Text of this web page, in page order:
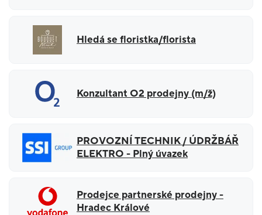
Hledá se floristka/florista
Konzultant O2 prodejny (m/ž)
PROVOZNÍ TECHNIK / ÚDRŽBÁŘ
ELEKTRO - Plný úvazek
Prodejce partnerské prodejny -
Hradec Králové